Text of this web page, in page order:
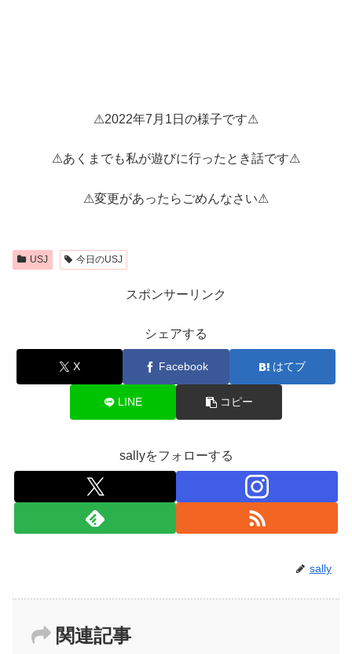
⚠2022年7月1日の様子です⚠
⚠あくまでも私が遊びに行ったとき話です⚠
⚠変更があったらごめんなさい⚠
USJ 今日のUSJ
スポンサーリンク
シェアする
X Facebook はてブ
LINE コピー
sallyをフォローする
sally
関連記事